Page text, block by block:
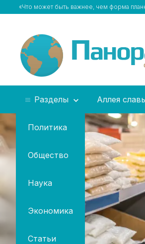
«Что может быть важнее, чем форма
Разделы
Политика
Общество
Наука
Экономика
Статьи
Аллея